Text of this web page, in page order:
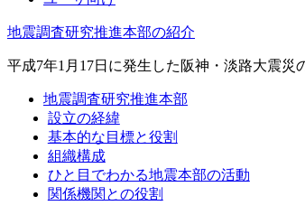
地震調査研究推進本部の紹介
平成7年1月17日に発生した阪神・淡路大震
地震調査研究推進本部
設立の経緯
基本的な目標と役割
組織構成
ひと目でわかる地震本部の活動
関係機関との役割